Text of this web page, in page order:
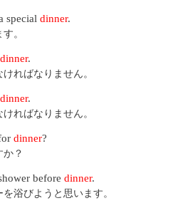
special dinner.
。
dinner.
ればなりません。
dinner.
ればなりません。
dinner?
？
before dinner.
浴びようと思います。